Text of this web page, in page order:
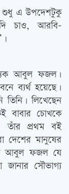
শুধু এ উপদেশটুকু
চাও, আরবি-
আবুল ফজল।
ব্যর্থ হয়েছে।
লিখেছেন
বাবার চোখকে
তাঁর প্রথম বই
দেশের মানুষের
আবুল ফজল যে
সৌভাগ্য